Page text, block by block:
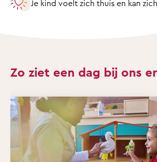
Je kind voelt zich thuis en kan
Zo ziet een dag bij ons